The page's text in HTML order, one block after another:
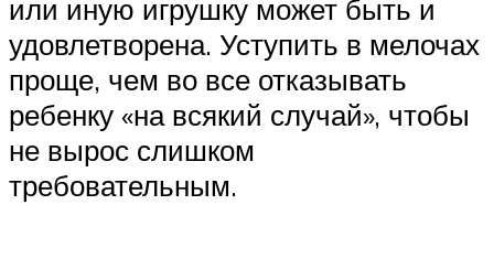
или иную игрушку может быть и
удовлетворена. Уступить в мелочах
проще, чем во все отказывать
ребенку «на всякий случай», чтобы
не вырос слишком
требовательным.